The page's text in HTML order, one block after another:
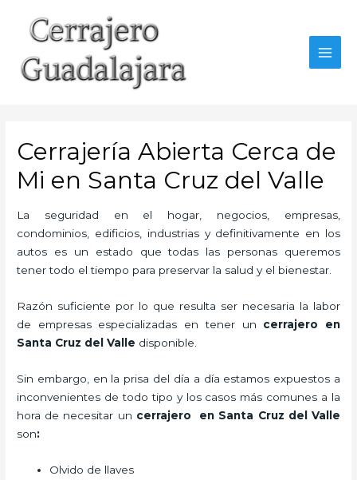
contenido
Cerrajería Abierta Cerca de
Mi en Santa Cruz del Valle
La seguridad en el hogar, negocios, empresas,
condominios, edificios, industrias y definitivamente en los
autos es un estado que todas las personas queremos
tener todo el tiempo para preservar la salud y el bienestar.
Razón suficiente por lo que resulta ser necesaria la labor
de empresas especializadas en tener un cerrajero en
Santa Cruz del Valle disponible.
Sin embargo, en la prisa del día a día estamos expuestos a
inconvenientes de todo tipo y los casos más comunes a la
hora de necesitar un cerrajero en Santa Cruz del Valle
son:
Olvido de llaves